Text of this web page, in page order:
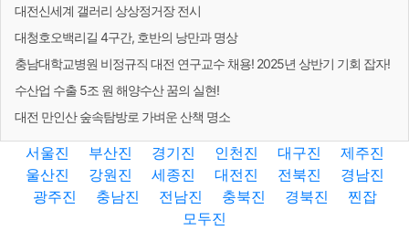
대전신세계 갤러리 상상정거장 전시
대청호오백리길 4구간, 호반의 낭만과 명상
충남대학교병원 비정규직 대전 연구교수 채용! 2025년 상반기 기회 잡자!
수산업 수출 5조 원 해양수산 꿈의 실현!
대전 만인산 숲속탐방로 가벼운 산책 명소
서울진 부산진 경기진 인천진 대구진
제주진
울산진
강원진 세종진 대전진 전북진
경남진
광주진
충남진 전남진 충북진 경북진
찐잡
모두진